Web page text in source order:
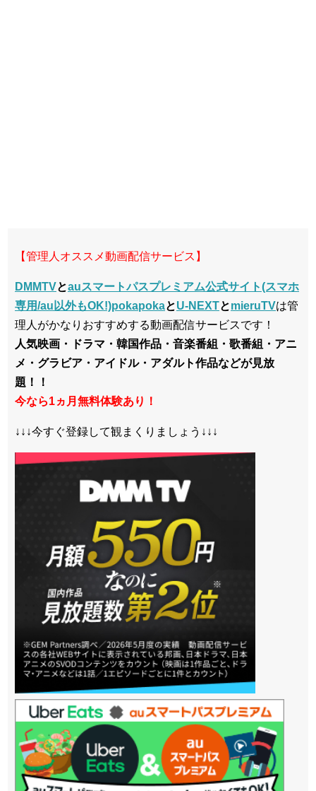
【管理人オススメ動画配信サービス】
DMMTVとauスマートパスプレミアム公式サイト(スマホ
専用/au以外もOK!)pokapokaとU-NEXTとmieruTVは管
理人がかなりおすすめする動画配信サービスです！
人気映画・ドラマ・韓国作品・音楽番組・歌番組・アニ
メ・グラビア・アイドル・アダルト作品などが見放
題！！
今なら1ヵ月無料体験あり！
↓↓↓今すぐ登録して観まくりましょう↓↓↓